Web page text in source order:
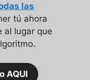
las
tú ahora
al lugar que
AQUI